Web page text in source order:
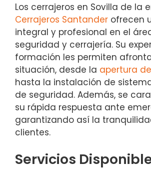
Los cerrajeros en Sovilla de la
Cerrajeros Santander ofrecen
integral y profesional en el
seguridad y cerrajería. Su
formación les permiten
situación, desde la apertura
hasta la instalación de
de seguridad. Además, se
su rápida respuesta ante
garantizando así la
clientes.
Servicios